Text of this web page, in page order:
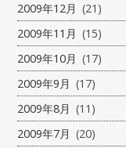
2009年12月 (21)
2009年11月 (15)
2009年10月 (17)
2009年9月 (17)
2009年8月 (11)
2009年7月 (20)